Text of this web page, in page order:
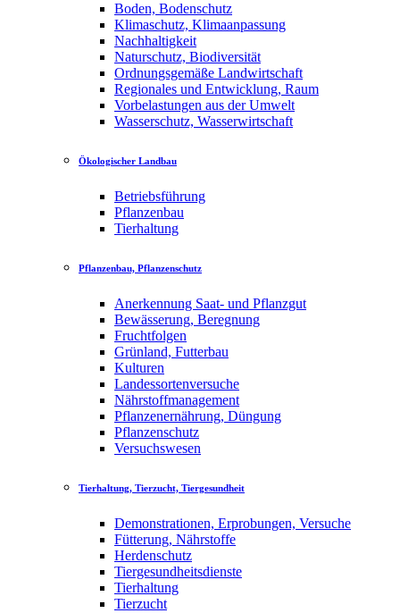
Boden, Bodenschutz
Klimaschutz, Klimaanpassung
Nachhaltigkeit
Naturschutz, Biodiversität
Ordnungsgemäße Landwirtschaft
Regionales und Entwicklung, Raum
Vorbelastungen aus der Umwelt
Wasserschutz, Wasserwirtschaft
Ökologischer Landbau
Betriebsführung
Pflanzenbau
Tierhaltung
Pflanzenbau, Pflanzenschutz
Anerkennung Saat- und Pflanzgut
Bewässerung, Beregnung
Fruchtfolgen
Grünland, Futterbau
Kulturen
Landessortenversuche
Nährstoffmanagement
Pflanzenernährung, Düngung
Pflanzenschutz
Versuchswesen
Tierhaltung, Tierzucht, Tiergesundheit
Demonstrationen, Erprobungen, Versuche
Fütterung, Nährstoffe
Herdenschutz
Tiergesundheitsdienste
Tierhaltung
Tierzucht